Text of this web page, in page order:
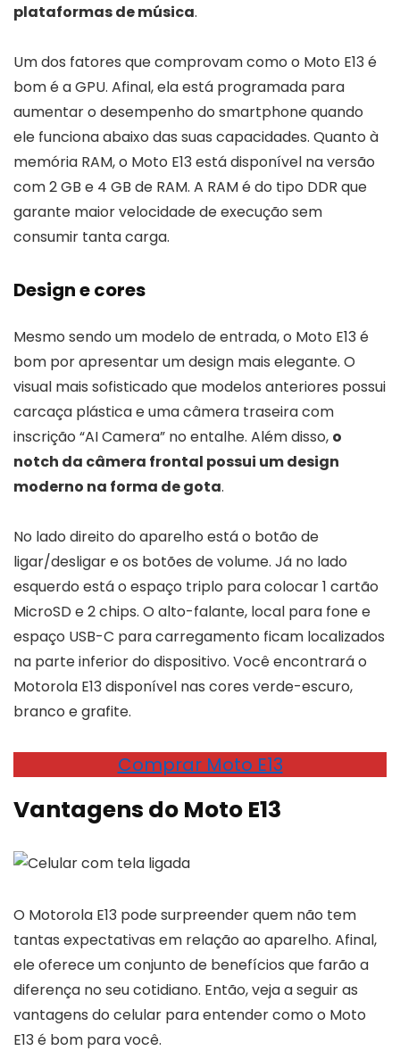
plataformas de música.
Um dos fatores que comprovam como o Moto E13 é
bom é a GPU. Afinal, ela está programada para
aumentar o desempenho do smartphone quando
ele funciona abaixo das suas capacidades. Quanto à
memória RAM, o Moto E13 está disponível na versão
com 2 GB e 4 GB de RAM. A RAM é do tipo DDR que
garante maior velocidade de execução sem
consumir tanta carga.
Design e cores
Mesmo sendo um modelo de entrada, o Moto E13 é
bom por apresentar um design mais elegante. O
visual mais sofisticado que modelos anteriores possui
carcaça plástica e uma câmera traseira com
inscrição “AI Camera” no entalhe. Além disso, o
notch da câmera frontal possui um design
moderno na forma de gota.
No lado direito do aparelho está o botão de
ligar/desligar e os botões de volume. Já no lado
esquerdo está o espaço triplo para colocar 1 cartão
MicroSD e 2 chips. O alto-falante, local para fone e
espaço USB-C para carregamento ficam localizados
na parte inferior do dispositivo. Você encontrará o
Motorola E13 disponível nas cores verde-escuro,
branco e grafite.
Comprar Moto E13
Vantagens do Moto E13
O Motorola E13 pode surpreender quem não tem
tantas expectativas em relação ao aparelho. Afinal,
ele oferece um conjunto de benefícios que farão a
diferença no seu cotidiano. Então, veja a seguir as
vantagens do celular para entender como o Moto
E13 é bom para você.